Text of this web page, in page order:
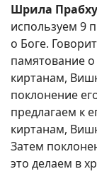
Шрила
используем 9
о Боге.
памятование
киртанам,
поклонение
предлагаем к
киртанам,
Затем
это делаем в